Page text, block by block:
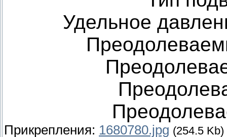
Удельное
Прикрепления: 1680780.jpg (254.5 Kb)